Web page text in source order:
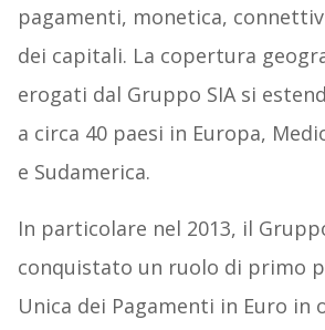
pagamenti, monetica,
dei capitali. La copertura
erogati dal Gruppo SIA si
a circa 40 paesi in Europa,
e Sudamerica.
In particolare nel 2013, il
conquistato un ruolo di primo
Unica dei Pagamenti in Euro in